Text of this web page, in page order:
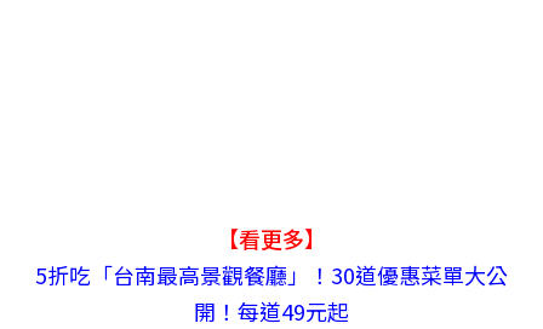
【看更多】
5折吃「台南最高景觀餐廳」！30道優惠菜單大公
開！每道49元起